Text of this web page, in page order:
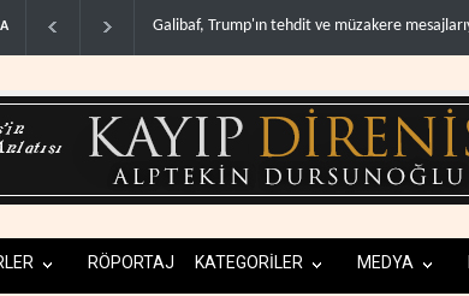
alay et.. Trump: İran savaşı yakında bitebilir, ABD
RÖPORTAJ KATEGORİLER MEDYA